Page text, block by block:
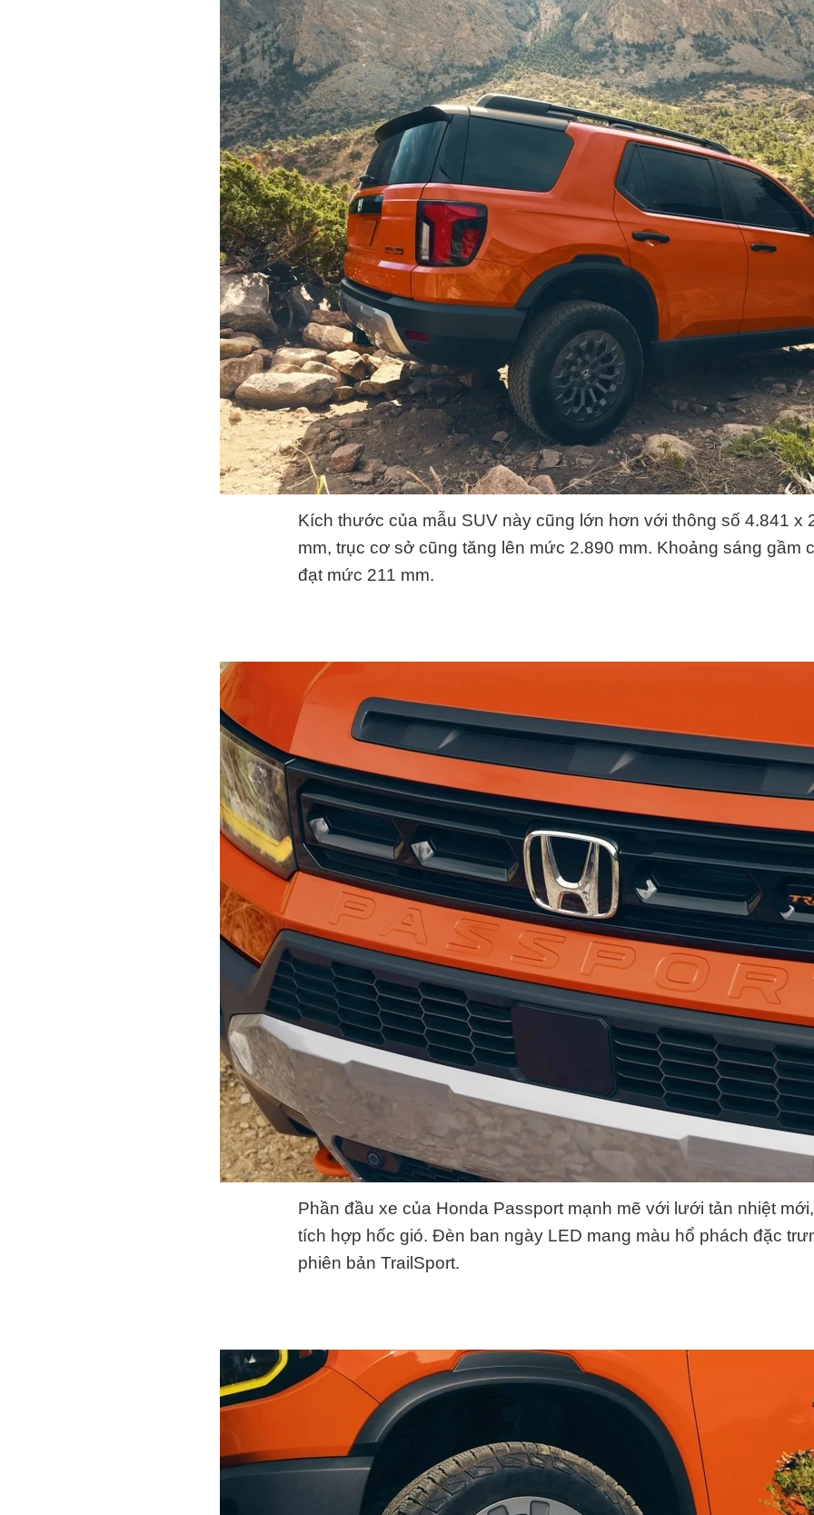
Kích thước của mẫu SUV này cũng lớn hơn với thông số 4.841 x
mm, trục cơ sở cũng tăng lên mức 2.890 mm. Khoảng sáng gầm
đạt mức 211 mm.
Phần đầu xe của Honda Passport mạnh mẽ với lưới tản nhiệt
tích hợp hốc gió. Đèn ban ngày LED mang màu hổ phách đặc
phiên bản TrailSport.